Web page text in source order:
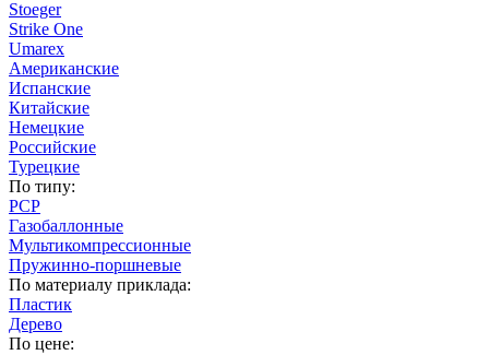
Stoeger
Strike One
Umarex
Американские
Испанские
Китайские
Немецкие
Российские
Турецкие
По типу:
PCP
Газобаллонные
Мультикомпрессионные
Пружинно-поршневые
По материалу приклада:
Пластик
Дерево
По цене: